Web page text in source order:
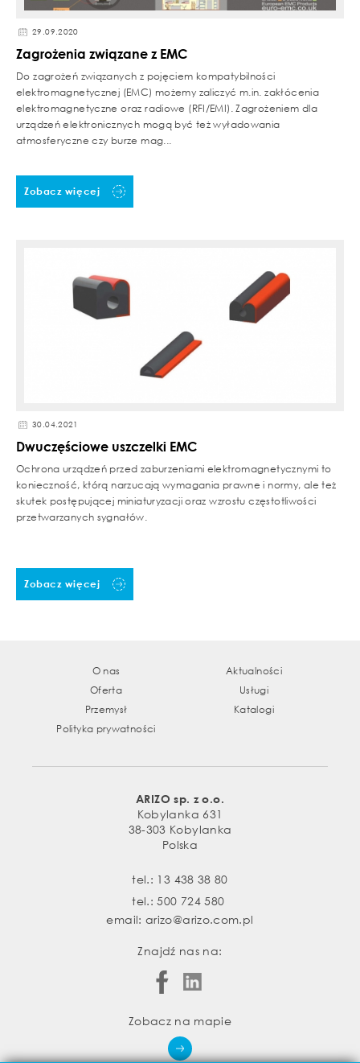
29.09.2020
Zagrożenia związane z EMC
Do zagrożeń związanych z pojęciem kompatybilności
elektromagnetycznej (EMC) możemy zaliczyć m.in. zakłócenia
elektromagnetyczne oraz radiowe (RFI/EMI). Zagrożeniem dla
urządzeń elektronicznych mogą być też wyładowania
atmosferyczne czy burze mag...
Zobacz więcej
30.04.2021
Dwuczęściowe uszczelki EMC
Ochrona urządzeń przed zaburzeniami elektromagnetycznymi to
konieczność, którą narzucają wymagania prawne i normy, ale też
skutek postępującej miniaturyzacji oraz wzrostu częstotliwości
przetwarzanych sygnałów.
Zobacz więcej
O nas
Aktualności
Oferta
Usługi
Przemysł
Katalogi
Polityka prywatności
ARIZO sp. z o.o.
Kobylanka 631
38-303 Kobylanka
Polska
tel.: 13 438 38 80
tel.:500 724 580
email:arizo@arizo.com.pl
Znajdź nas na:
Zobacz na mapie